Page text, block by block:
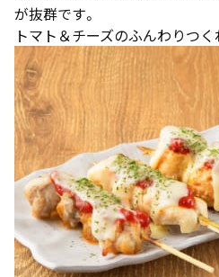
が抜群です。
トマト＆チーズのふんわりつ